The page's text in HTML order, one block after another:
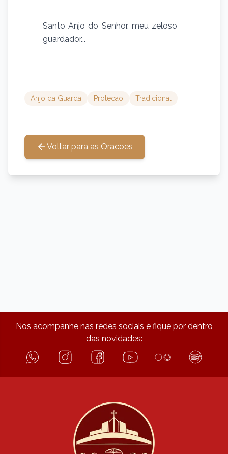
Santo Anjo do Senhor, meu zeloso
guardador...
Anjo da Guarda Protecao Tradicional
Voltar para as Oracoes
Nos acompanhe nas redes sociais e fique por dentro
das novidades: